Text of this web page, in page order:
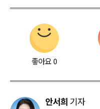
좋아요0
안서희 기자